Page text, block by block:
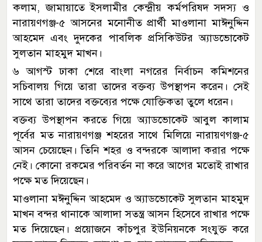
কলাম, জামায়াতে ইসলামীর কেন্দ্রীয় কর্মপরিষদ সদস্য ও
নারায়ণগঞ্জ-৫ আসনের মনোনীত প্রার্থী মাওলানা মাঈনুদ্দিন
আহমেদ এবং দুদকের পাবলিক প্রসিকিউটর অ্যাডভোকেট
সুলতান মাহমুদ মাখন।
৬ আগস্ট ঢাকা শেরে বাংলা নগরের নির্বাচন কমিশনের
সচিবালয় গিয়ে তারা তাদের বক্তব্য উপস্থাপন করেন। সেই
সাথে তারা তাদের বক্তব্যের পক্ষে যোক্তিকতা তুলে ধরেন।
বক্তব্য উপস্থাপন করতে গিয়ে অ্যাডভোকেট আবুল কালাম
পূর্বের মত নারায়ণগঞ্জ শহরের সাথে মিলিয়ে নারায়ণগঞ্জ-৫
আসন চেয়েছেন। তিনি শহর ও বন্দরকে আলাদা করার পক্ষে
নেই। কোনো রকমের পরিবর্তন না করে আগের মতোই রাখার
পক্ষে মত দিয়েছেন।
মাওলানা মঈনুদ্দিন আহমেদ ও অ্যাডভোকেট সুলতান মাহমুদ
মাখন বন্দর থানাকে আলাদা সতন্ত্র আসন হিসেবে রাখার পক্ষে
মত দিয়েছেন। প্রয়োজনে কাঁচপুর ইউনিয়নকে সংযুক্ত করে